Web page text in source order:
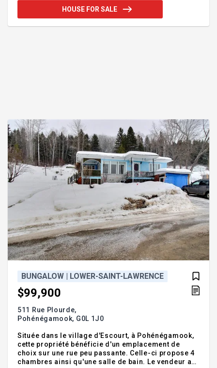
Pohénégamook, cette propriété a été
soigneusement entretenue au fil des années.
HOUSE FOR SALE
BUNGALOW | LOWER-SAINT-LAWRENCE
$99,900
511 Rue Plourde,
Pohénégamook, G0L 1J0
Située dans le village d'Escourt, à Pohénégamook,
cette propriété bénéficie d'un emplacement de
choix sur une rue peu passante. Celle-ci propose 4
chambres ainsi qu'une salle de bain. Le vendeur a